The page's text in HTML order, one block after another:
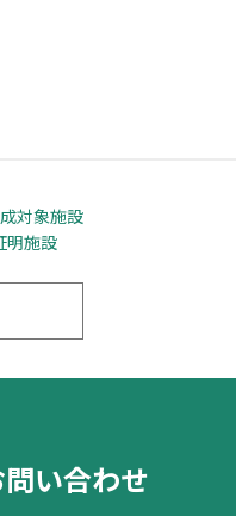
対象施設
明施設
問い合わせ